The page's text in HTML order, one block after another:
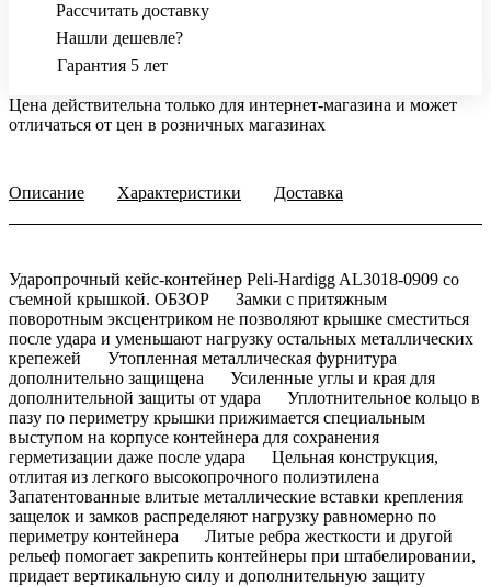
Рассчитать доставку
Нашли дешевле?
Гарантия 5 лет
Цена действительна только для интернет-магазина и может
отличаться от цен в розничных магазинах
Описание Характеристики Доставка
Ударопрочный кейс-контейнер Peli-Hardigg AL3018-0909 со
съемной крышкой. ОБЗОР Замки с притяжным
поворотным эксцентриком не позволяют крышке сместиться
после удара и уменьшают нагрузку остальных металлических
крепежей Утопленная металлическая фурнитура
дополнительно защищена Усиленные углы и края для
дополнительной защиты от удара Уплотнительное кольцо в
пазу по периметру крышки прижимается специальным
выступом на корпусе контейнера для сохранения
герметизации даже после удара Цельная конструкция,
отлитая из легкого высокопрочного полиэтилена
Запатентованные влитые металлические вставки крепления
защелок и замков распределяют нагрузку равномерно по
периметру контейнера Литые ребра жесткости и другой
рельеф помогает закрепить контейнеры при штабелировании,
придает вертикальную силу и дополнительную защиту